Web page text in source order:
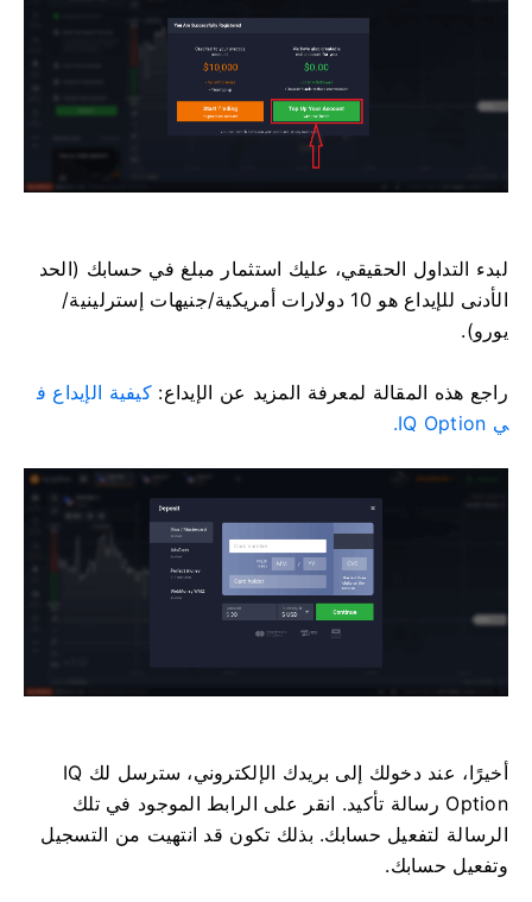
لبدء التداول الحقيقي، عليك استثمار مبلغ في حسابك (الحد
الأدنى للإيداع هو 10 دولارات أمريكية/جنيهات إسترلينية/
يورو).
راجع هذه المقالة لمعرفة المزيد عن الإيداع:كيفية الإيداع ف
ي IQ Option.
أخيرًا، عند دخولك إلى بريدك الإلكتروني، سترسل لك IQ
Option رسالة تأكيد. انقر على الرابط الموجود في تلك
الرسالة لتفعيل حسابك. بذلك تكون قد انتهيت من التسجيل
وتفعيل حسابك.